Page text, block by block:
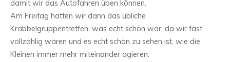
damit wir das Autofahren üben können.
Am Freitag hatten wir dann das übliche
Krabbelgruppentreffen, was echt schön war, da wir fast
vollzählig waren und es echt schön zu sehen ist, wie die
Kleinen immer mehr miteinander agieren.